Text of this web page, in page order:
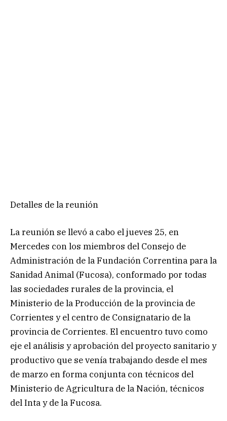
Detalles de la reunión
La reunión se llevó a cabo el jueves 25, en
Mercedes con los miembros del Consejo de
Administración de la Fundación Correntina para la
Sanidad Animal (Fucosa), conformado por todas
las sociedades rurales de la provincia, el
Ministerio de la Producción de la provincia de
Corrientes y el centro de Consignatario de la
provincia de Corrientes. El encuentro tuvo como
eje el análisis y aprobación del proyecto sanitario y
productivo que se venía trabajando desde el mes
de marzo en forma conjunta con técnicos del
Ministerio de Agricultura de la Nación, técnicos
del Inta y de la Fucosa.